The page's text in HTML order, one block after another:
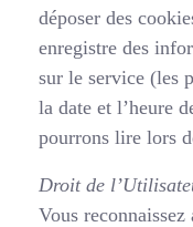
déposer des
enregistre des
sur le service (les
la date et l’heure
pourrons lire lors
Droit de
Vous